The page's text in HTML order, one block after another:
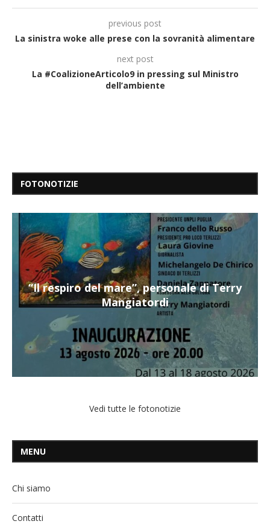
previous post
La sinistra woke alle prese con la sovranità alimentare
next post
La #CoalizioneArticolo9 in pressing sul Ministro
dell’ambiente
FOTONOTIZIE
“Il respiro del mare”, personale di Terry
Mangiatordi
Vedi tutte le fotonotizie
MENU
Chi siamo
Contatti